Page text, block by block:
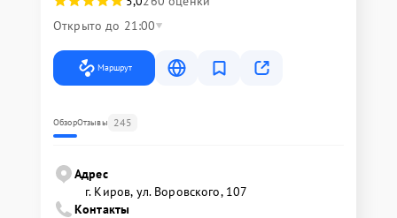
Открыто до 21:00
Маршрут
ОбзорОтзывы 245
Адрес
г. Киров, ул. Воровского, 107
Контакты